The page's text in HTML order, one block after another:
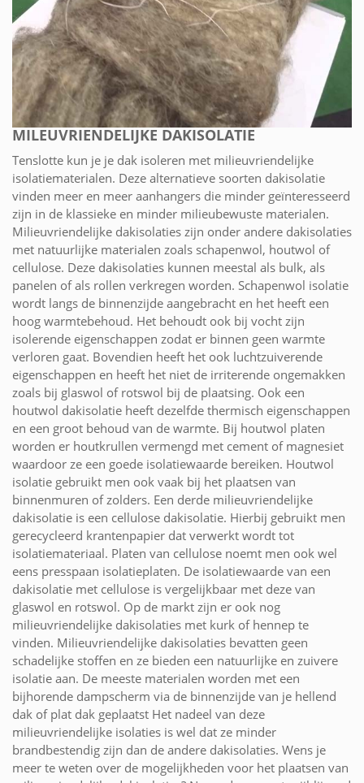
MILEUVRIENDELIJKE DAKISOLATIE
Tenslotte kun je je dak isoleren met milieuvriendelijke
isolatiematerialen. Deze alternatieve soorten dakisolatie
vinden meer en meer aanhangers die minder geïnteresseerd
zijn in de klassieke en minder milieubewuste materialen.
Milieuvriendelijke dakisolaties zijn onder andere dakisolaties
met natuurlijke materialen zoals schapenwol, houtwol of
cellulose. Deze dakisolaties kunnen meestal als bulk, als
panelen of als rollen verkregen worden. Schapenwol isolatie
wordt langs de binnenzijde aangebracht en het heeft een
hoog warmtebehoud. Het behoudt ook bij vocht zijn
isolerende eigenschappen zodat er binnen geen warmte
verloren gaat. Bovendien heeft het ook luchtzuiverende
eigenschappen en heeft het niet de irriterende ongemakken
zoals bij glaswol of rotswol bij de plaatsing. Ook een
houtwol dakisolatie heeft dezelfde thermisch eigenschappen
en een groot behoud van de warmte. Bij houtwol platen
worden er houtkrullen vermengd met cement of magnesiet
waardoor ze een goede isolatiewaarde bereiken. Houtwol
isolatie gebruikt men ook vaak bij het plaatsen van
binnenmuren of zolders. Een derde milieuvriendelijke
dakisolatie is een cellulose dakisolatie. Hierbij gebruikt men
gerecycleerd krantenpapier dat verwerkt wordt tot
isolatiemateriaal. Platen van cellulose noemt men ook wel
eens presspaan isolatieplaten. De isolatiewaarde van een
dakisolatie met cellulose is vergelijkbaar met deze van
glaswol en rotswol. Op de markt zijn er ook nog
milieuvriendelijke dakisolaties met kurk of hennep te
vinden. Milieuvriendelijke dakisolaties bevatten geen
schadelijke stoffen en ze bieden een natuurlijke en zuivere
isolatie aan. De meeste materialen worden met een
bijhorende dampscherm via de binnenzijde van je hellend
dak of plat dak geplaatst Het nadeel van deze
milieuvriendelijke isolaties is wel dat ze minder
brandbestendig zijn dan de andere dakisolaties. Wens je
meer te weten over de mogelijkheden voor het plaatsen van